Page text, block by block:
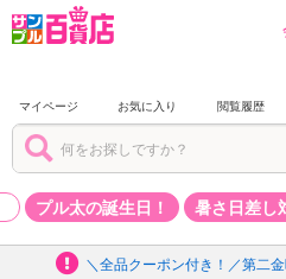
マイページ お気に入り 閲覧履歴
プル太の誕生日！ 暑さ日差し
＼全品クーポン付き！／第二